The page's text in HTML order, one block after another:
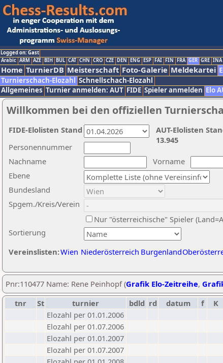
Logged on: Gast
Arabic ARM AZE BIH BUL CAT CHN CRO CZE DEN ENG ESP FAI FIN FRA GER GRE INA
Home TurnierDB Meisterschaft Foto-Galerie Meldekartei
Turnierschach-Elozahl Schnellschach-Elozahl
Allgemeines Turnier anmelden: AUT FIDE Spieler anmelden Elo
Willkommen bei den offiziellen
Nachname
Vorname
Ebene
Sortierung
Personennummer
Bundesland
Spgem./Kreis/Verein
Nur "österreichische" Spieler
Vereinslisten:Wien Niederösterreich Burgenland
AUT-Elolisten
13.945
FIDE-Elolisten Stand
Pnr:110477 Name: Rene Peinhopf (Grafik Elo-Zeitreihe,
tnr
St turnier bdld rd datum f K
Elozahl per 01.01.2006
Elozahl per 01.07.2006
Elozahl per 01.01.2007
Elozahl per 01.07.2007